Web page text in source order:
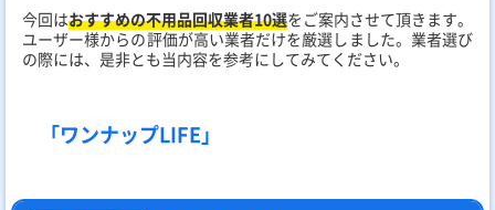
今回はおすすめの不用品回収業者10選をご案内させて頂きます。
ユーザー様からの評価が高い業者だけを厳選しました。業者選び
の際には、是非とも当内容を参考にしてみてください。
「ワンナップLIFE」